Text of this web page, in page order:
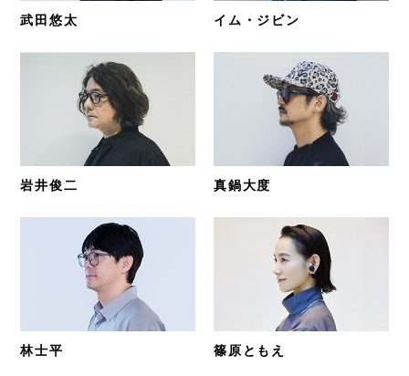
武田悠太 イム・ジビン
岩井俊二 真鍋大度
林士平 篠原ともえ